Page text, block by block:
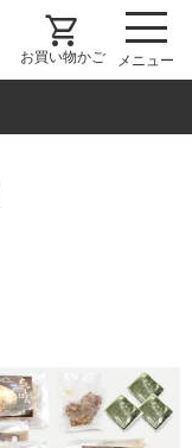
shopping_cart
お買い物かご メニュー